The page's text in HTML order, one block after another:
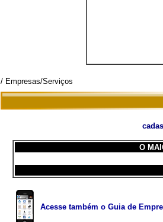
/ Empresas/Serviços
O
Acesse também o Guia de